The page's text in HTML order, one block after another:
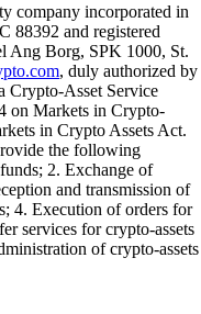
company incorporated in
88392 and registered
Ang Borg, SPK 1000, St.
, duly authorized by
Crypto-Asset Service
on Markets in Crypto-
in Crypto Assets Act.
the following
2. Exchange of
and transmission of
4. Execution of orders for
services for crypto-assets
of crypto-assets